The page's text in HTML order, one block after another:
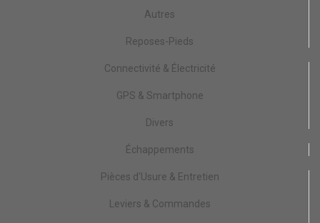
Autres
Reposes-Pieds
Connectivité & Électricité
GPS & Smartphone
Divers
Échappements
Pièces d'Usure & Entretien
Leviers & Commandes